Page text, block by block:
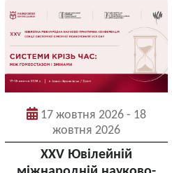
17 жовтня 2026 - 18